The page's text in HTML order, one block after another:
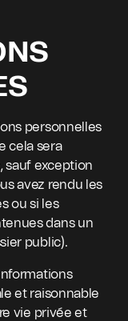
personnelles
cela sera
sauf exception
avez rendu les
ou si les
dans un
public).
et raisonnable
vie privée et